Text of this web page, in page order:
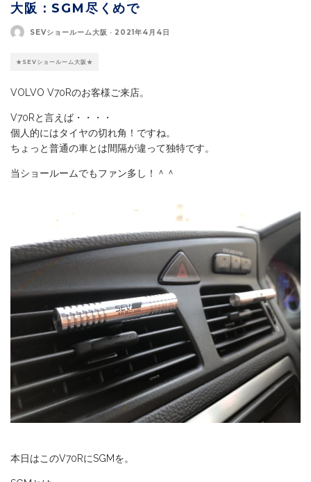
大阪：SGM尽くめで
SEVショールーム大阪 · 2021年4月4日
★SEVショールーム大阪★
VOLVO V70Rのお客様ご来店。
V70Rと言えば・・・・
個人的にはタイヤの切れ角！ですね。
ちょっと普通の車とは間隔が違って独特です。
当ショールームでもファン多し！＾＾
本日はこのV70RにSGMを。